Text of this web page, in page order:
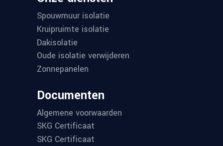
Spouwmuur isolatie
Kruipruimte isolatie
Dakisolatie
Oude isolatie verwijderen
Zonnepanelen
Documenten
Algemene voorwaarden
SKG Certificaat
SKG Certificaat